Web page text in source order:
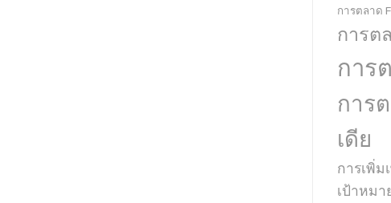
การตลาด
การต
การ
การ
เดีย
การเพิ่ม
เป้าหมา